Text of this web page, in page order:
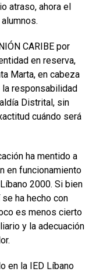
atraso, ahora el
CARIBE por
en reserva,
Marta, en cabeza
responsabilidad
Distrital, sin
cuándo será
ha mentido a
en funcionamiento
2000. Si bien
ha hecho con
es menos cierto
y la adecuación
en la IED Líbano